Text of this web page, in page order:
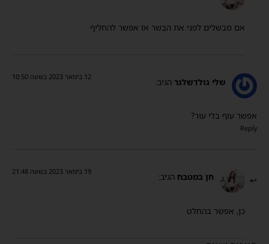
אם מבשלים לפני את הבשר אז אפשר להחליף
שלי גולדשלגר הגיב:
12 בינואר 2023 בשעה 10:50
אפשר עוף בלי עור?
Reply
חן במטבח הגיב:
19 בינואר 2023 בשעה 21:48
כן, אפשר בהחלט